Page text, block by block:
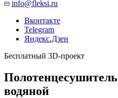
info@fleksi.ru
Вконтакте
Telegram
Яндекс.Дзен
Бесплатный 3D-проект
водяной